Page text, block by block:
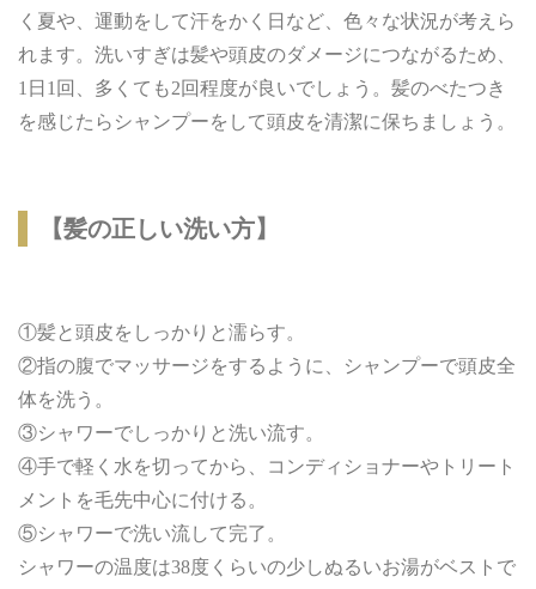
く夏や、運動をして汗をかく日など、色々な状況が考えら
れます。洗いすぎは髪や頭皮のダメージにつながるため、
1日1回、多くても2回程度が良いでしょう。髪のべたつき
を感じたらシャンプーをして頭皮を清潔に保ちましょう。
【髪の正しい洗い方】
①髪と頭皮をしっかりと濡らす。
②指の腹でマッサージをするように、シャンプーで頭皮全
体を洗う。
③シャワーでしっかりと洗い流す。
④手で軽く水を切ってから、コンディショナーやトリート
メントを毛先中心に付ける。
⑤シャワーで洗い流して完了。
シャワーの温度は38度くらいの少しぬるいお湯がベストで